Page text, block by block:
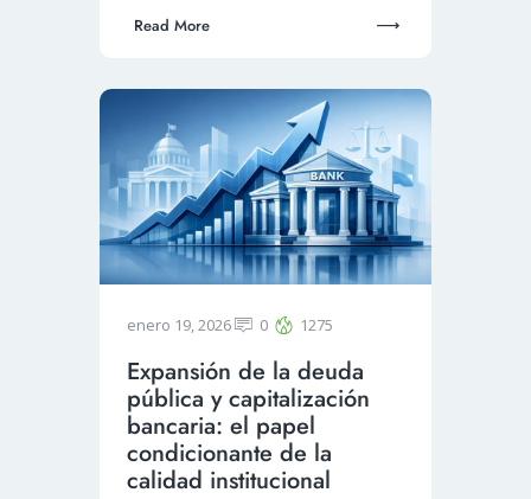
Read More
enero 19, 2026 0 1275
Expansión de la deuda
pública y capitalización
bancaria: el papel
condicionante de la
calidad institucional